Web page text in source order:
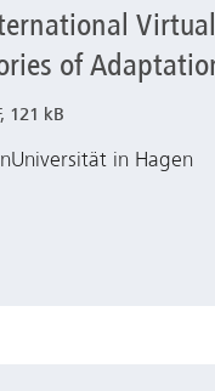
Virtual SummerVirtual
of
121 kB
in Hagen